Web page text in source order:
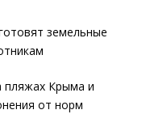
земельные
пляжах Крыма и
от норм